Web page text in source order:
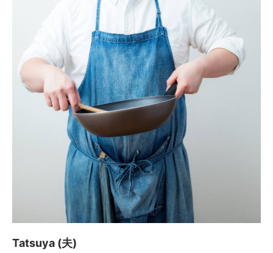
Tatsuya (夫)